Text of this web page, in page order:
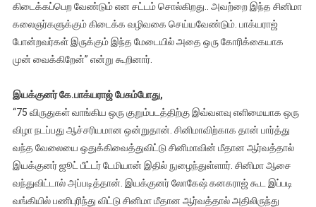
கிடைக்கப்பெற வேண்டும் என சட்டம் சொல்கிறது.. அவற்றை இந்த சினிமா
கலைஞர்களுக்கும் கிடைக்க வழிவகை செய்யவேண்டும். பாக்யராஜ்
போன்றவர்கள் இருக்கும் இந்த மேடையில் அதை ஒரு கோரிக்கையாக
முன் வைக்கிறேன்” என்று கூறினார்.
இயக்குனர் கே.பாக்யராஜ் பேசும்போது,
“75 விருதுகள் வாங்கிய ஒரு குறும்படத்திற்கு இவ்வளவு எளிமையாக ஒரு
விழா நடப்பது ஆச்சரியமான ஒன்றுதான். சினிமாவிற்காக தான் பார்த்து
வந்த வேலையை ஒதுக்கிவைத்துவிட்டு சினிமாவின் மீதான ஆர்வத்தால்
இயக்குனர் ஜூட் பீட்டர் டேமியான் இதில் நுழைந்துள்ளார். சினிமா ஆசை
வந்துவிட்டால் அப்படித்தான். இயக்குனர் லோகேஷ் கனகராஜ் கூட இப்படி
வங்கியில் பணிபுரிந்து விட்டு சினிமா மீதான ஆர்வத்தால் அதிலிருந்து